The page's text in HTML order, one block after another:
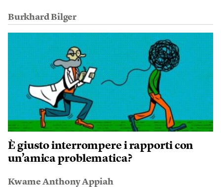
Burkhard Bilger
È giusto interrompere i rapporti con
un’amica problematica?
Kwame Anthony Appiah